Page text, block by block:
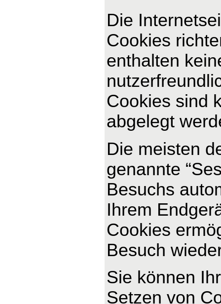
Die
Cookies
enthalten
Cookies sind
abgelegt
Die meisten
genannte
Besuchs
Ihrem
Cookies
Besuch
Sie können
Setzen von